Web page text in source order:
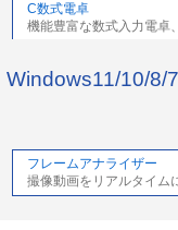
C数式電卓
機能豊富な数式入力電卓
Windows11/10/8/
フレームアナライザー
撮像動画をリアルタイム